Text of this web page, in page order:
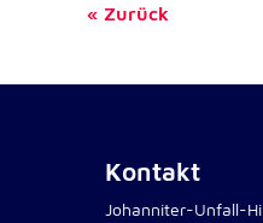
Zurück
Kontakt
Johanniter-Unfall-